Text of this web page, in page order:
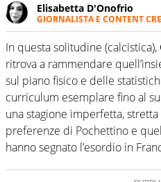
Elisabetta D'Onofrio
GIORNALISTA E CONTENT
Giornalista professionista
personale e necessità:
suoi protagonisti,
nell'ambito della
destra, oggi si sente a
una classifica riservata
In questa solitudine (calcistica),
ritrova a rammendare
sul piano fisico e delle
curriculum esemplare fino al
una stagione imperfetta,
preferenze di Pochettino e
hanno segnato l’esordio in